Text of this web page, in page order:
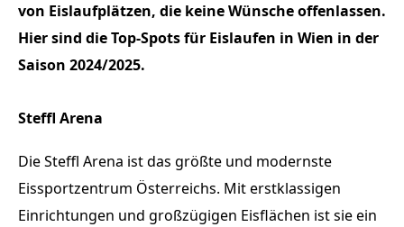
von Eislaufplätzen, die keine Wünsche offenlassen.
Hier sind die Top-Spots für Eislaufen in Wien in der
Saison 2024/2025.
Steffl Arena
Die Steffl Arena ist das größte und modernste
Eissportzentrum Österreichs. Mit erstklassigen
Einrichtungen und großzügigen Eisflächen ist sie ein